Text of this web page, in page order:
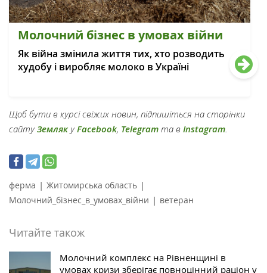
Молочний бізнес в умовах війни
Як війна змінила життя тих, хто розводить
худобу і виробляє молоко в Україні
Щоб бути в курсі свіжих новин, підпишіться на сторінки
сайтуЗемлякуFacebook, Telegram та в Instagram
ферма | Житомирська область |
Молочний_бізнес_в_умовах_війни | ветеран
Читайте також
Молочний комплекс на Рівненщині в
умовах кризи зберігає повноцінний раціон у